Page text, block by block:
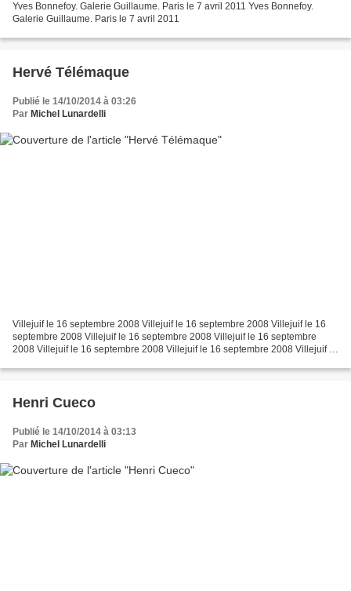
Yves Bonnefoy. Galerie Guillaume. Paris le 7 avril 2011 Yves Bonnefoy.
Galerie Guillaume. Paris le 7 avril 2011
Hervé Télémaque
Publié le 14/10/2014 à 03:26
Par Michel Lunardelli
Villejuif le 16 septembre 2008 Villejuif le 16 septembre 2008 Villejuif le 16
septembre 2008 Villejuif le 16 septembre 2008 Villejuif le 16 septembre
2008 Villejuif le 16 septembre 2008 Villejuif le 16 septembre 2008 Villejuif le
Henri Cueco
Publié le 14/10/2014 à 03:13
Par Michel Lunardelli